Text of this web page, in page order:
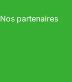
Nos partenaires